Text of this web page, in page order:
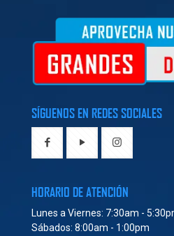
SÍGUENOS EN REDES SOCIALES
HORARIO DE ATENCIÓN
Lunes a Viernes: 7:30am -
Sábados: 8:00am - 1:00pm